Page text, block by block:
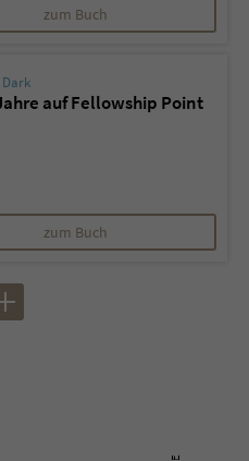
zum Buch
auf Fellowship Point
zum Buch